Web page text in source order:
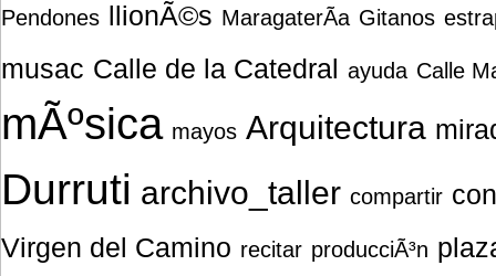
Pendones llionÃ©s MaragaterÃ­a Gitanos
musac Calle de la Catedral ayuda Calle
mÃºsica mayos Arquitectura
Durruti archivo_taller compartir
Virgen del Camino recitar producciÃ³n